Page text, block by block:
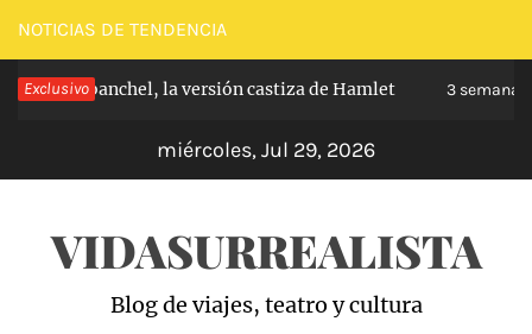
Saltar
al
contenido
NOTICIAS DE TENDENCIA
Exclusivo
de Carabanchel, la versión castiza de Hamlet 3 semanas
miércoles, Jul 29, 2026
VIDASURREALISTA
Blog de viajes, teatro y cultura